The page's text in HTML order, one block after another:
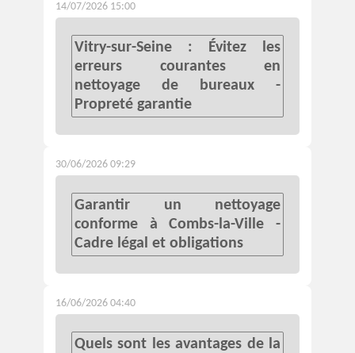
14/07/2026 15:00
Vitry-sur-Seine : Évitez les
erreurs courantes en
nettoyage de bureaux -
Propreté garantie
30/06/2026 09:29
Garantir un nettoyage
conforme à Combs-la-Ville -
Cadre légal et obligations
16/06/2026 04:40
Quels sont les avantages de la